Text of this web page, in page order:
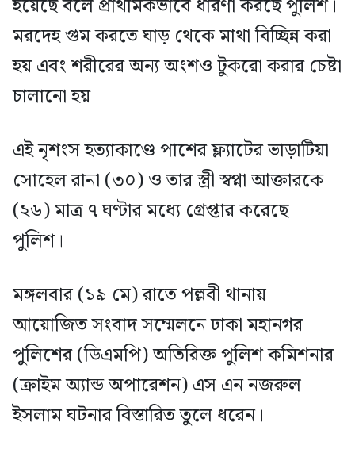
হয়েছে বলে প্রাথমিকভাবে ধারণা করছে পুলিশ।
মরদেহ গুম করতে ঘাড় থেকে মাথা বিচ্ছিন্ন করা
হয় এবং শরীরের অন্য অংশও টুকরো করার চেষ্টা
চালানো হয়
এই নৃশংস হত্যাকাণ্ডে পাশের ফ্ল্যাটের ভাড়াটিয়া
সোহেল রানা (৩০) ও তার স্ত্রী স্বপ্না আক্তারকে
(২৬) মাত্র ৭ ঘণ্টার মধ্যে গ্রেপ্তার করেছে
পুলিশ।
মঙ্গলবার (১৯ মে) রাতে পল্লবী থানায়
আয়োজিত সংবাদ সম্মেলনে ঢাকা মহানগর
পুলিশের (ডিএমপি) অতিরিক্ত পুলিশ কমিশনার
(ক্রাইম অ্যান্ড অপারেশন) এস এন নজরুল
ইসলাম ঘটনার বিস্তারিত তুলে ধরেন।